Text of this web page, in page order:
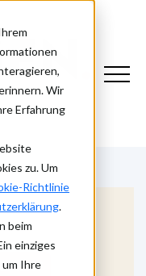
Wir
Erfahrung
zu. Um
Richtlinie
.
beim
einziges
Ihre